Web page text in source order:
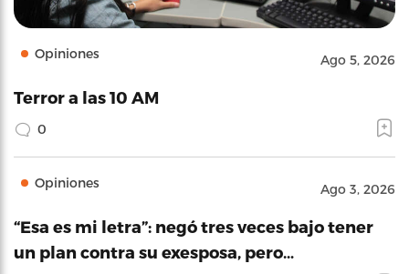
Opiniones Ago 5, 2026
Terror a las 10 AM
0
Opiniones Ago 3, 2026
“Esa es mi letra”: negó tres veces bajo tener
un plan contra su exesposa, pero…